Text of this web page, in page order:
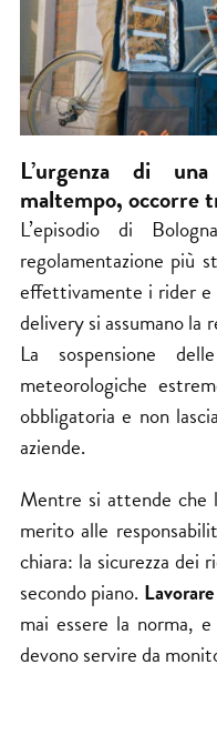
L’urgenza di
maltempo, occorre
L’episodio di
regolamentazione più
effettivamente i rider e
delivery si assumano la
La sospensione
meteorologiche
obbligatoria e non
aziende.
Mentre si attende che
merito alle
chiara: la sicurezza dei
secondo piano. Lavorare
mai essere la norma,
devono servire da